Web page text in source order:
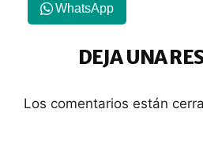
WhatsApp
DEJA UNA
Los comentarios están